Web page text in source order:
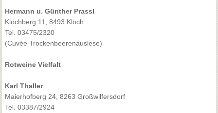
Hermann u. Günther Prassl
Klöchberg 11, 8493 Klöch
Tel. 03475/2320
(Cuvée Trockenbeerenauslese)
Rotweine Vielfalt
Karl Thaller
Maierhofberg 24, 8263 Großwilfersdorf
Tel. 03387/2924